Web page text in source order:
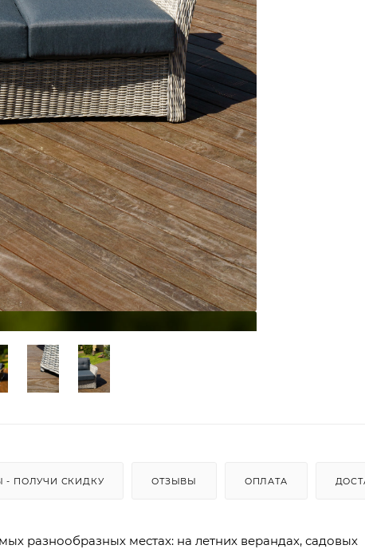
- ПОЛУЧИ СКИДКУ ОТЗЫВЫ ОПЛАТА
разнообразных местах: на летних верандах, садовых